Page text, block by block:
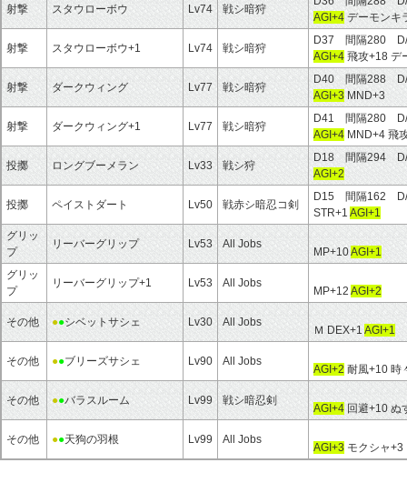
射撃 スタウローボウ Lv74 戦シ暗狩
AGI+4 デーモンキ
射撃 スタウローボウ+1 Lv74 戦シ暗狩
D37 間隔280
AGI+4 飛攻+18 デ
射撃 ダークウィング Lv77 戦シ暗狩
D40 間隔288
AGI+3 MND+3
射撃 ダークウィング+1 Lv77 戦シ暗狩
D41 間隔280
AGI+4 MND+4 飛
投擲 ロングブーメラン Lv33 戦シ狩
D18 間隔294
AGI+2
投擲 ペイストダート Lv50 戦赤シ暗忍コ剣
D15 間隔162
STR+1 AGI+1
グリッ
プ
リーバーグリップ Lv53 All Jobs
MP+10AGI+1
グリッ
プ
リーバーグリップ+1 Lv53 All Jobs
MP+12 AGI+2
その他 ●●シベットサシェ Lv30 All Jobs
Ｍ DEX+1 AGI+1
その他 ●●ブリーズサシェ Lv90 All Jobs
AGI+2 耐風+10 時
その他 ●●バラスルーム Lv99 戦シ暗忍剣
AGI+4 回避+10 ぬ
その他 ●●天狗の羽根 Lv99 All Jobs
AGI+3 モクシャ